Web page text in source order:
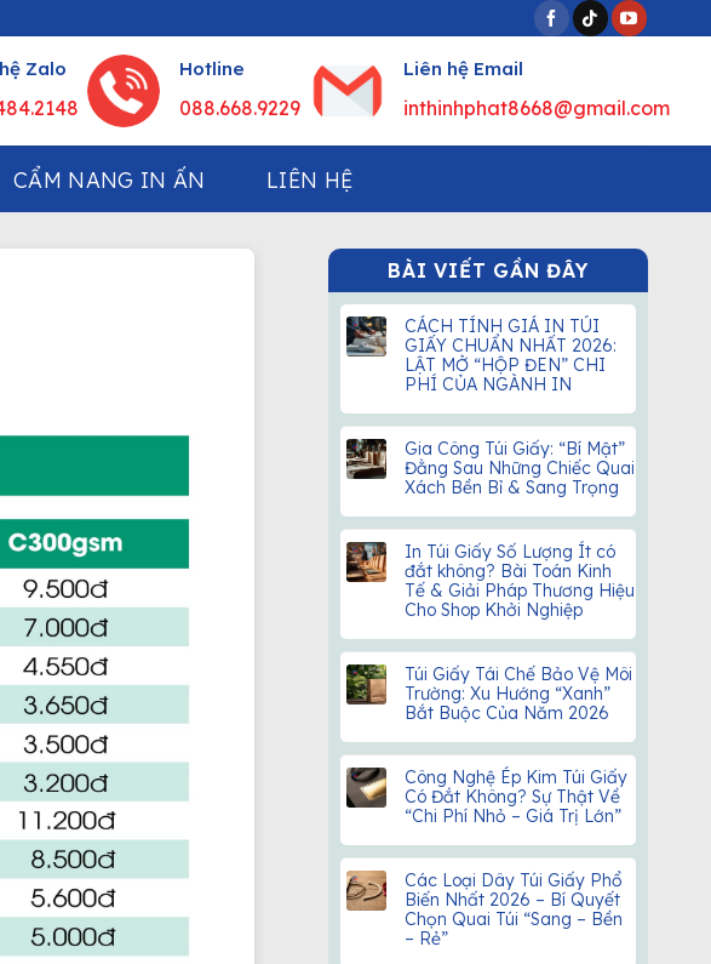
Zalo Hotline
088.668.9229
Liên hệ Email
inthinhphat8668@gmail.com
CẨM NANG IN ẤN LIÊN HỆ
BÀI VIẾT GẦN ĐÂY
CÁCH TÍNH GIÁ IN TÚI
GIẤY CHUẨN NHẤT 2026:
LẬT MỞ “HỘP ĐEN” CHI
PHÍ CỦA NGÀNH IN
Gia Công Túi Giấy: “Bí Mật”
Đằng Sau Những Chiếc Quai
Xách Bền Bỉ & Sang Trọng
In Túi Giấy Số Lượng Ít có
đắt không? Bài Toán Kinh
Tế & Giải Pháp Thương Hiệu
Cho Shop Khởi Nghiệp
Túi Giấy Tái Chế Bảo Vệ Môi
Trường: Xu Hướng “Xanh”
Bắt Buộc Của Năm 2026
Công Nghệ Ép Kim Túi Giấy
Có Đắt Không? Sự Thật Về
“Chi Phí Nhỏ – Giá Trị Lớn”
Các Loại Dây Túi Giấy Phổ
Biến Nhất 2026 – Bí Quyết
Chọn Quai Túi “Sang – Bền
– Rẻ”